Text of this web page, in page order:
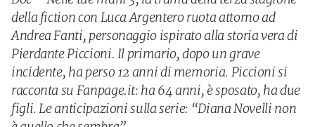
della fiction con Luca Argentero ruota attorno ad
Andrea Fanti, personaggio ispirato alla storia vera di
Pierdante Piccioni. Il primario, dopo un grave
incidente, ha perso 12 anni di memoria. Piccioni si
racconta su Fanpage.it: ha 64 anni, è sposato, ha due
figli. Le anticipazioni sulla serie: “Diana Novelli non